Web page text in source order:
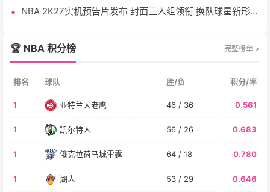
NBA 2K27实机预告片发布 封面三人组领衔 换队球星新形象
🏆 NBA 积分榜 完整榜单 >
排名 球队 胜/负 积分/率
1 亚特兰大老鹰 46 / 36 0.561
1 凯尔特人 56 / 26 0.683
1 俄克拉荷马城雷霆 64 / 18 0.780
1 湖人 53 / 29 0.646